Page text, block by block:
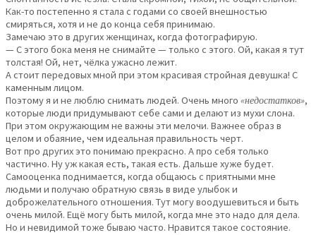
Как-то постепенно я стала с годами со своей внешностью
смиряться, хотя и не до конца себя принимаю.
Замечаю это в других женщинах, когда фотографирую.
— С этого бока меня не снимайте — только с этого. Ой, какая я тут
толстая! Ой, нет, чёлка ужасно лежит.
А стоит передовых мной при этом красивая стройная девушка! С
каменным лицом.
Поэтому я и не люблю снимать людей. Очень много «недостатков»,
которые люди придумывают себе сами и делают из мухи слона.
При этом окружающим не важны эти мелочи. Важнее образ в
целом и обаяние, чем идеальная правильность черт.
Вот про других это понимаю прекрасно. А про себя только
частично. Ну уж какая есть, такая есть. Дальше хуже будет.
Самооценка поднимается, когда общаюсь с приятными мне
людьми и получаю обратную связь в виде улыбок и
доброжелательного отношения. Тут могу воодушевиться и быть
очень милой. Ещё могу быть милой, когда мне это надо для дела.
Но и невидимой тоже бываю часто. Нравится такое состояние.